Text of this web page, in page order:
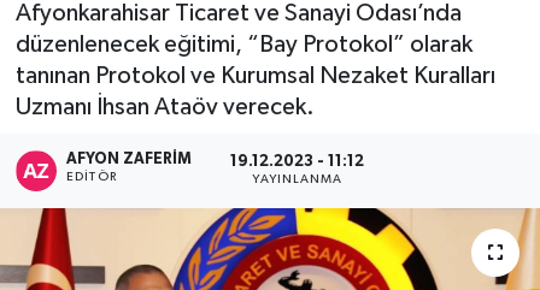
Afyonkarahisar Ticaret ve Sanayi Odası’nda
düzenlenecek eğitimi, “Bay Protokol” olarak
tanınan Protokol ve Kurumsal Nezaket Kuralları
Uzmanı İhsan Ataöv verecek.
AFYON ZAFERİM
EDITÖR
19.12.2023 - 11:12
YAYINLANMA